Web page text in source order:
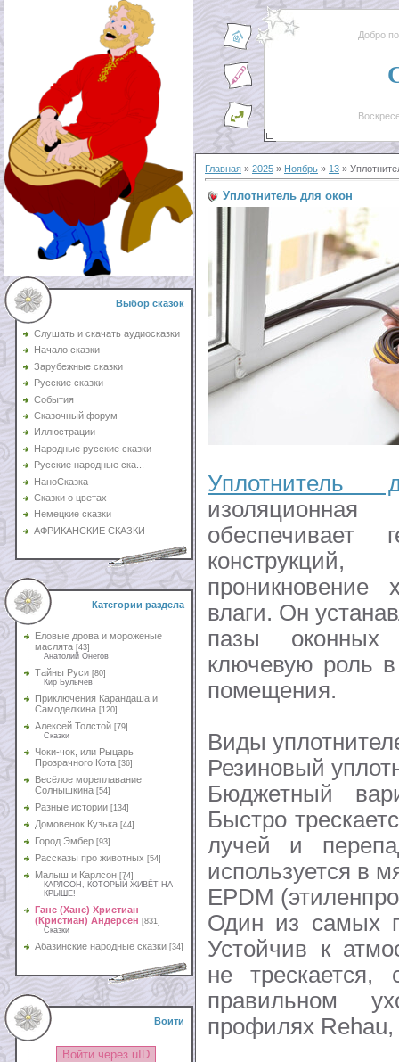
Выбор сказок
Слушать и скачать аудиосказки
Начало сказки
Зарубежные сказки
Русские сказки
События
Сказочный форум
Иллюстрации
Народные русские сказки
Русские народные ска...
НаноСказка
Сказки о цветах
Немецкие сказки
АФРИКАНСКИЕ СКАЗКИ
Категории раздела
Еловые дрова и мороженые
маслята [43]
Анатолий Онегов
Тайны Руси [80]
Кир Булычев
Приключения Карандаша и
Самоделкина [120]
Алексей Толстой [79]
Сказки
Чоки-чок, или Рыцарь
Прозрачного Кота [36]
Весёлое мореплавание
Солнышкина [54]
Разные истории [134]
Домовенок Кузька [44]
Город Эмбер [93]
Рассказы про животных [54]
Малыш и Карлсон [74]
КАРЛСОН, КОТОРЫЙ ЖИВЁТ НА
КРЫШЕ!
Ганс (Ханс) Христиан
(Кристиан) Андерсен [831]
Сказки
Абазинские народные сказки [34]
Воити
Войти через uID
Добро
Главная » 2025 » Ноябрь » 13 »
Уплотнитель для окон
Уплотнитель
обеспечивает
влаги. Он
пазы
ключевую роль в
помещения.
Виды
Резиновый
Бюджетный
Быстро
лучей и
используется в
EPDM
Один из самых
Устойчив к
не
правильном
профилях